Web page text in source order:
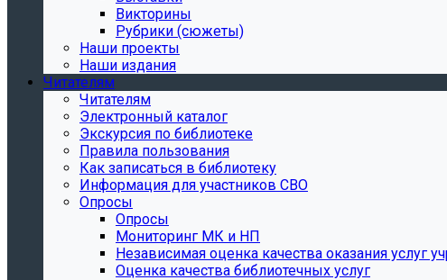
Викторины
Рубрики (сюжеты)
Наши проекты
Наши издания
Читателям
Читателям
Электронный каталог
Экскурсия по библиотеке
Правила пользования
Как записаться в библиотеку
Информация для участников СВО
Опросы
Опросы
Мониторинг МК и НП
Независимая оценка качества оказания услуг
Оценка качества библиотечных услуг